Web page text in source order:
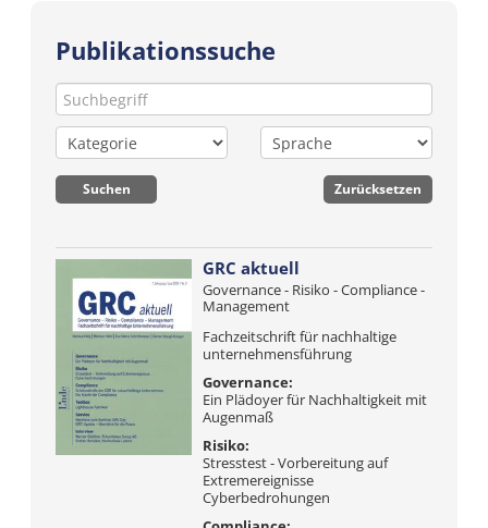
Publikationssuche
GRC aktuell
Governance - Risiko - Compliance -
Management
Fachzeitschrift für nachhaltige
unternehmensführung
Governance:
Ein Plädoyer für Nachhaltigkeit mit
Augenmaß
Risiko:
Stresstest - Vorbereitung auf
Extremereignisse
Cyberbedrohungen